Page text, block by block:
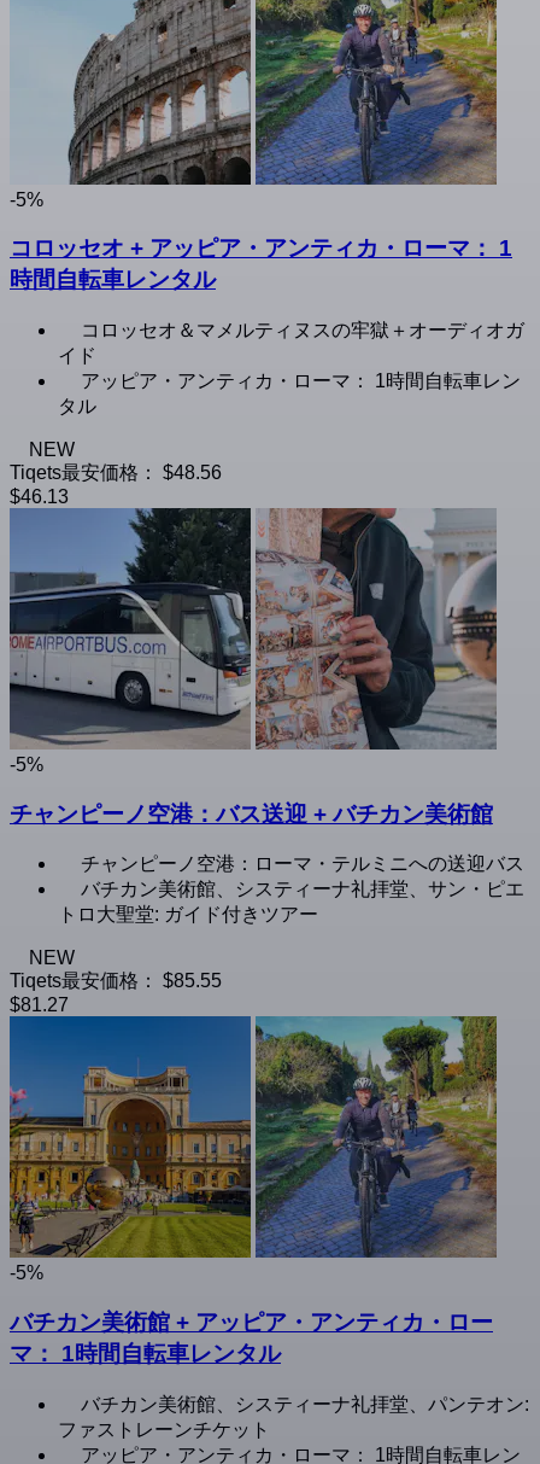
-5%
コロッセオ + アッピア・アンティカ・ローマ： 1
時間自転車レンタル
コロッセオ＆マメルティヌスの牢獄＋オーディオガ
イド
アッピア・アンティカ・ローマ： 1時間自転車レン
タル
NEW
Tiqets最安価格：
$48.56
$46.13
-5%
チャンピーノ空港：バス送迎 + バチカン美術館
チャンピーノ空港：ローマ・テルミニへの送迎バス
バチカン美術館、システィーナ礼拝堂、サン・ピエ
トロ大聖堂: ガイド付きツアー
NEW
Tiqets最安価格：
$85.55
$81.27
-5%
バチカン美術館 + アッピア・アンティカ・ロー
マ： 1時間自転車レンタル
バチカン美術館、システィーナ礼拝堂、パンテオン:
ファストレーンチケット
アッピア・アンティカ・ローマ： 1時間自転車レン